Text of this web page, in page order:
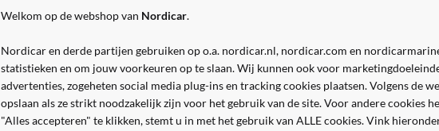
Veilig en gemakkelijk betalen
Welkom op de webshop van Nordicar.
Nordicar en derde partijen gebruiken op o.a. nordicar.nl, nordicar.com en
statistieken en om jouw voorkeuren op te slaan. Wij kunnen ook voor
advertenties, zogeheten social media plug-ins en tracking cookies plaatsen. Volgens de
opslaan als ze strikt noodzakelijk zijn voor het gebruik van de site. Voor andere cookies
"Alles accepteren" te klikken, stemt u in met het gebruik van ALLE cookies. Vink